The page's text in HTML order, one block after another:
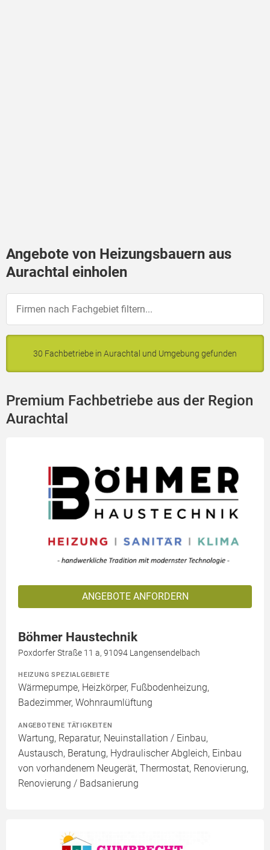
Angebote von Heizungsbauern aus
Aurachtal einholen
30 Fachbetriebe in Aurachtal und Umgebung gefunden
Premium Fachbetriebe aus der Region
Aurachtal
ANGEBOTE ANFORDERN
Böhmer Haustechnik
Poxdorfer Straße 11 a, 91094 Langensendelbach
HEIZUNG SPEZIALGEBIETE
Wärmepumpe, Heizkörper, Fußbodenheizung,
Badezimmer, Wohnraumlüftung
ANGEBOTENE TÄTIGKEITEN
Wartung, Reparatur, Neuinstallation / Einbau,
Austausch, Beratung, Hydraulischer Abgleich, Einbau
von vorhandenem Neugerät, Thermostat, Renovierung,
Renovierung / Badsanierung